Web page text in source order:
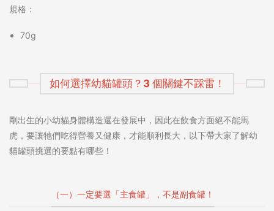
規格：
70g
如何選擇幼貓罐頭？3 個關鍵不踩雷！
剛出生的小幼貓身體構造還在發展中，因此在飲食方面絕不能馬
虎，要讓牠們吃得營養又健康，才能順利長大，以下帶大家了解幼
貓罐頭挑選的要點有哪些！
（一）一定要選「主食罐」，不是副食罐！